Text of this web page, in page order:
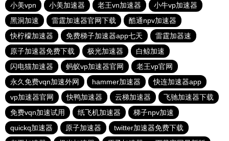
小美vpn
小美加速器 老王vn加速器
小牛vp加速器
黑洞加速
雷霆加速器官网下载
酷通npv加速器
快柠檬加速器
免费梯子加速器app七天
雷霆加器速
原子加速器免费下载
极光加速器
白鲸加速
闪电猫加速器
蚂蚁vp加速器官网
老王vp官网
永久免费vqn加速外网
hammer加速器
快连加速器app
vp加速器官网
快鸭加速器 云梯加速器
飞驰加速器下载
免费vqn加速试用
纸飞机加速器
梯子npv加速
quickq加速器
原子加速器
twitter加速器免费下载